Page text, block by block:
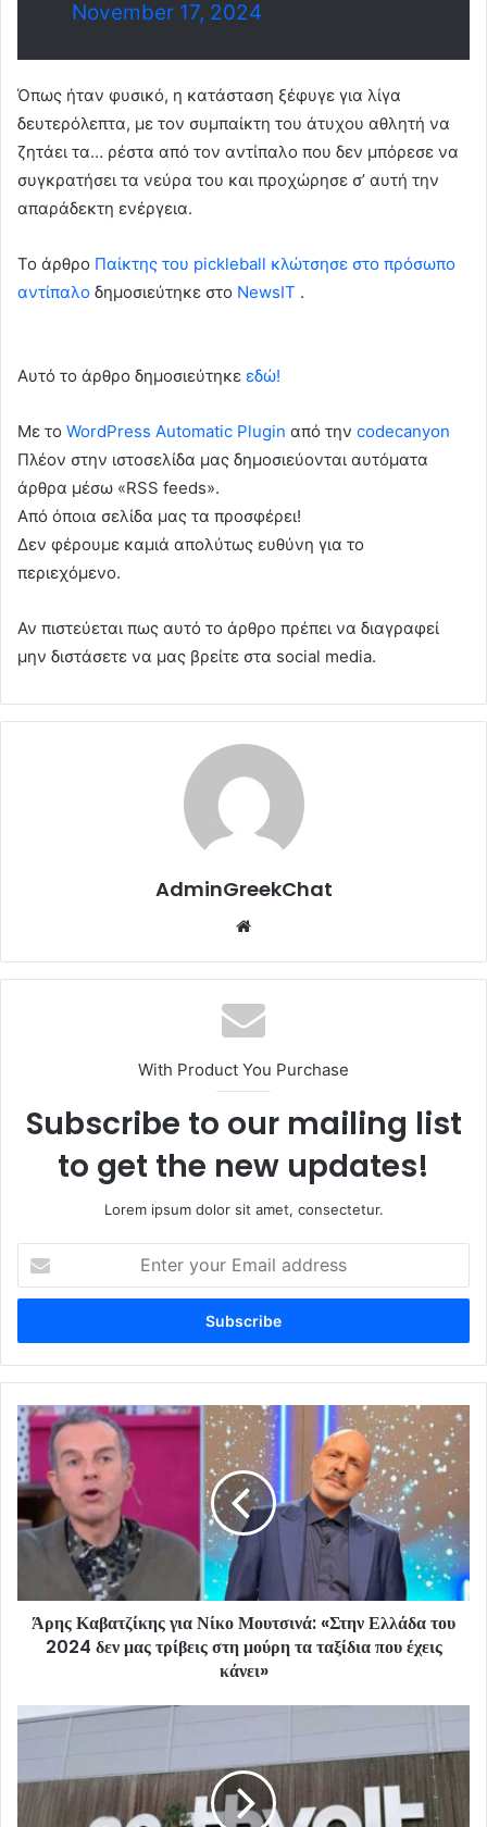
November 17, 2024
Όπως ήταν φυσικό, η κατάσταση ξέφυγε για λίγα
δευτερόλεπτα, με τον συμπαίκτη του άτυχου αθλητή να
ζητάει τα… ρέστα από τον αντίπαλο που δεν μπόρεσε να
συγκρατήσει τα νεύρα του και προχώρησε σ’ αυτή την
απαράδεκτη ενέργεια.
To άρθρο Παίκτης του pickleball κλώτσησε στο πρόσωπο
αντίπαλο δημοσιεύτηκε στο NewsIT .
Αυτό το άρθρο δημοσιεύτηκε εδώ!
Με το WordPress Automatic Plugin από την codecanyon
Πλέον στην ιστοσελίδα μας δημοσιεύονται αυτόματα
άρθρα μέσω «RSS feeds».
Από όποια σελίδα μας τα προσφέρει!
Δεν φέρουμε καμιά απολύτως ευθύνη για το
περιεχόμενο.
Αν πιστεύεται πως αυτό το άρθρο πρέπει να διαγραφεί
μην διστάσετε να μας βρείτε στα social media.
AdminGreekChat
With Product You Purchase
Subscribe to our mailing list
to get the new updates!
Lorem ipsum dolor sit amet, consectetur.
your
Email
Άρης Καβατζίκης για Νίκο Μουτσινά: «Στην Ελλάδα του
2024 δεν μας τρίβεις στη μούρη τα ταξίδια που έχεις
κάνει»